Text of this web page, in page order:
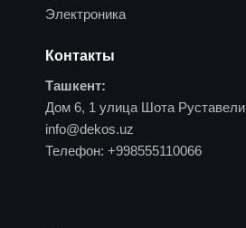
Электроника
Контакты
Ташкент:
Дом 6, 1 улица Шота Руставели
info@dekos.uz
Телефон: +998555110066